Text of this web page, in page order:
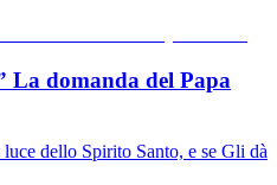
La domanda del Papa
dello Spirito Santo, e se Gli dà